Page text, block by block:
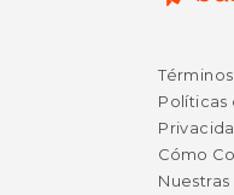
Políticas
Cómo